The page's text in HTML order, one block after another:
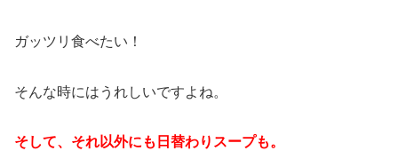
ガッツリ食べたい！
そんな時にはうれしいですよね。
そして、それ以外にも日替わりスープも。